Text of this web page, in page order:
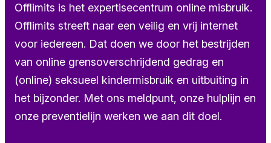
Offlimits is het expertisecentrum online misbruik.
Offlimits streeft naar een veilig en vrij internet
voor iedereen. Dat doen we door het bestrijden
van online grensoverschrijdend gedrag en
(online) seksueel kindermisbruik en uitbuiting in
het bijzonder. Met ons meldpunt, onze hulplijn en
onze preventielijn werken we aan dit doel.